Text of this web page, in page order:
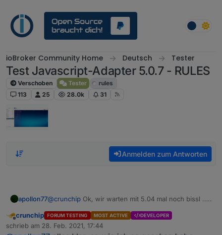
ioBroker Community Home Deutsch Tester
Test Javascript-Adapter 5.0.7 - RULES
Verschoben Tester
rules
113
25 28.0k 31
Anmelden zum Antworten
apollon77@crunchip Ok, wir warten mit 5.04 mal noch bissl ..
Offline
crunchip FORUM TESTING MOST ACTIVE DEVELOPER
schrieb am 28. Feb. 2021, 17:44
zuletzt editiert von